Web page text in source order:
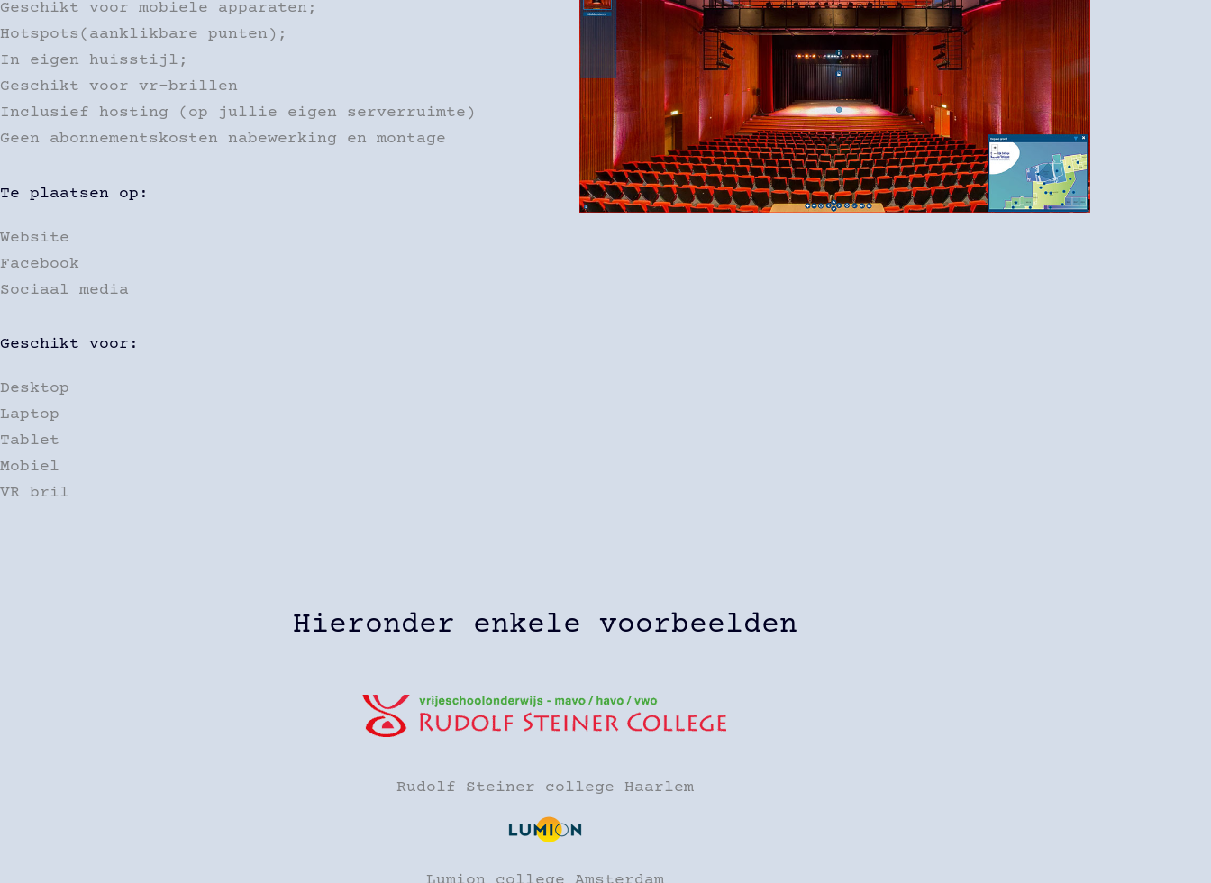
Geschikt voor mobiele apparaten;
Hotspots(aanklikbare punten);
In eigen huisstijl;
Geschikt voor vr-brillen
Inclusief hosting (op jullie eigen serverruimte)
Geen abonnementskosten nabewerking en montage
Te plaatsen op:
Website
Facebook
Sociaal media
Geschikt voor:
Desktop
Laptop
Tablet
Mobiel
VR bril
Hieronder enkele voorbeelden
Rudolf Steiner college Haarlem